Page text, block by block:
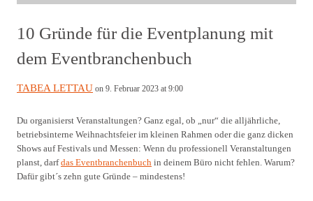
10 Gründe für die Eventplanung mit
dem Eventbranchenbuch
TABEA LETTAU on 9. Februar 2023 at 9:00
Du organisierst Veranstaltungen? Ganz egal, ob „nur“ die alljährliche,
betriebsinterne Weihnachtsfeier im kleinen Rahmen oder die ganz dicken
Shows auf Festivals und Messen: Wenn du professionell Veranstaltungen
planst, darfdas Eventbranchenbuch in deinem Büro nicht fehlen. Warum?
Dafür gibt´s zehn gute Gründe – mindestens!